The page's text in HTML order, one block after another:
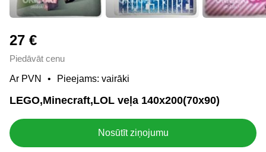
27 €
Piedāvāt cenu
Ar PVN
Pieejams: vairāki
LEGO,Minecraft,LOL veļa 140x200(70x90)
Nosūtīt ziņojumu